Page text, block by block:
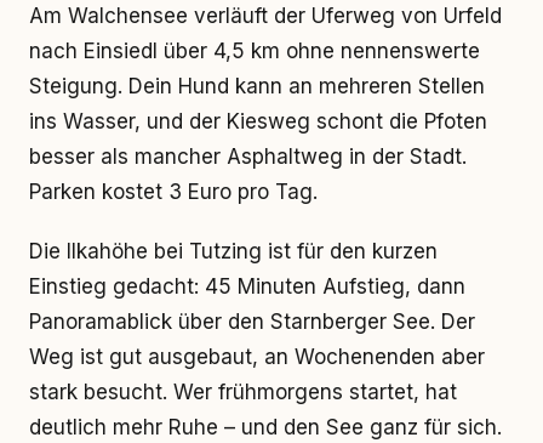
Am Walchensee verläuft der Uferweg von Urfeld
nach Einsiedl über 4,5 km ohne nennenswerte
Steigung. Dein Hund kann an mehreren Stellen
ins Wasser, und der Kiesweg schont die Pfoten
besser als mancher Asphaltweg in der Stadt.
Parken kostet 3 Euro pro Tag.
Die Ilkahöhe bei Tutzing ist für den kurzen
Einstieg gedacht: 45 Minuten Aufstieg, dann
Panoramablick über den Starnberger See. Der
Weg ist gut ausgebaut, an Wochenenden aber
stark besucht. Wer frühmorgens startet, hat
deutlich mehr Ruhe – und den See ganz für sich.